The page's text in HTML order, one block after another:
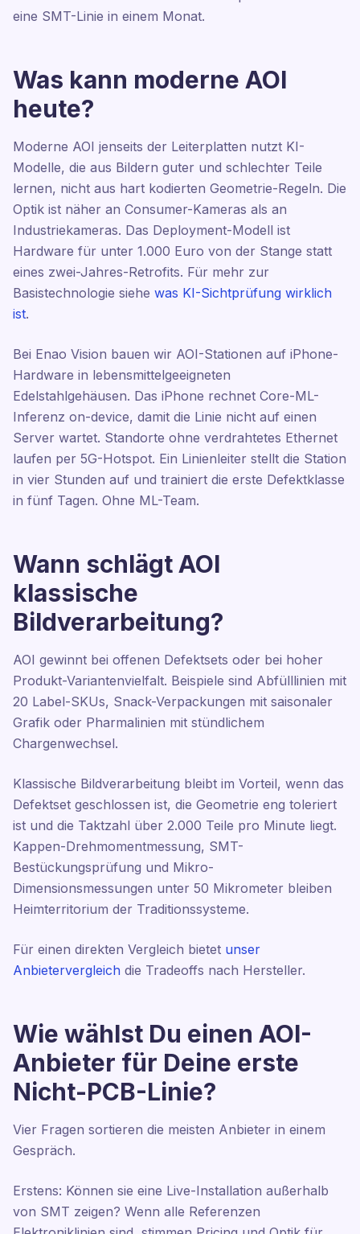
eine SMT-Linie in einem Monat.
Was kann moderne AOI
heute?
Moderne AOI jenseits der Leiterplatten nutzt KI-
Modelle, die aus Bildern guter und schlechter Teile
lernen, nicht aus hart kodierten Geometrie-Regeln. Die
Optik ist näher an Consumer-Kameras als an
Industriekameras. Das Deployment-Modell ist
Hardware für unter 1.000 Euro von der Stange statt
eines zwei-Jahres-Retrofits. Für mehr zur
Basistechnologie siehe was KI-Sichtprüfung wirklich
ist.
Bei Enao Vision bauen wir AOI-Stationen auf iPhone-
Hardware in lebensmittelgeeigneten
Edelstahlgehäusen. Das iPhone rechnet Core-ML-
Inferenz on-device, damit die Linie nicht auf einen
Server wartet. Standorte ohne verdrahtetes Ethernet
laufen per 5G-Hotspot. Ein Linienleiter stellt die Station
in vier Stunden auf und trainiert die erste Defektklasse
in fünf Tagen. Ohne ML-Team.
Wann schlägt AOI
klassische
Bildverarbeitung?
AOI gewinnt bei offenen Defektsets oder bei hoher
Produkt-Variantenvielfalt. Beispiele sind Abfülllinien mit
20 Label-SKUs, Snack-Verpackungen mit saisonaler
Grafik oder Pharmalinien mit stündlichem
Chargenwechsel.
Klassische Bildverarbeitung bleibt im Vorteil, wenn das
Defektset geschlossen ist, die Geometrie eng toleriert
ist und die Taktzahl über 2.000 Teile pro Minute liegt.
Kappen-Drehmomentmessung, SMT-
Bestückungsprüfung und Mikro-
Dimensionsmessungen unter 50 Mikrometer bleiben
Heimterritorium der Traditionssysteme.
Für einen direkten Vergleich bietet unser
Anbietervergleich die Tradeoffs nach Hersteller.
Wie wählst Du einen AOI-
Anbieter für Deine erste
Nicht-PCB-Linie?
Vier Fragen sortieren die meisten Anbieter in einem
Gespräch.
Erstens: Können sie eine Live-Installation außerhalb
von SMT zeigen? Wenn alle Referenzen